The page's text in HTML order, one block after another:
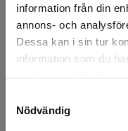
information från din
annons- och
Dessa kan i sin tur
information som du
Nödvändig
Det verkar som
Vi erbjuder inte
att kunna slutföra
Henry Ascher är
samt docent
arbetar vid